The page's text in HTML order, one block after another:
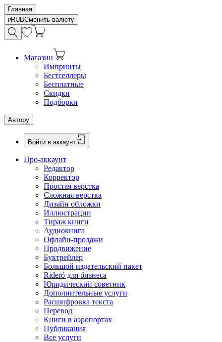
Главная
RUBСменить валюту
Магазин
Импринты
Бестселлеры
Бесплатные
Скидки
Подборки
Автору
Войти в аккаунт
Про-аккаунт
Редактор
Корректор
Простая верстка
Сложная верстка
Дизайн обложки
Иллюстрации
Тираж книги
Аудиокнига
Офлайн-продажи
Продвижение
Буктрейлер
Большой издательский пакет
Rideró для бизнеса
Юридический советник
Дополнительные услуги
Расшифровка текста
Перевод
Книги в аэропортах
Публикация
Все услуги